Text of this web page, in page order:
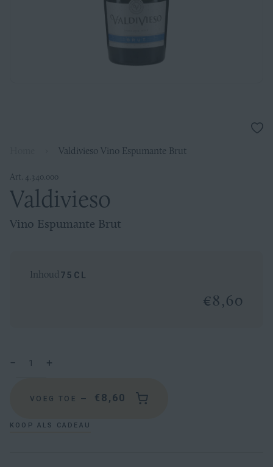
Valdivieso Vino Espumante Brut
Art. 4.340.000
Valdivieso
Vino
Espumante
Valdivieso
Vino Espumante Brut
Voeg
Inhoud 75CL
€8,60
−
hoeveelheid
+
hoeveelheid
VOEG TOE — €8,60
KOOP ALS CADEAU